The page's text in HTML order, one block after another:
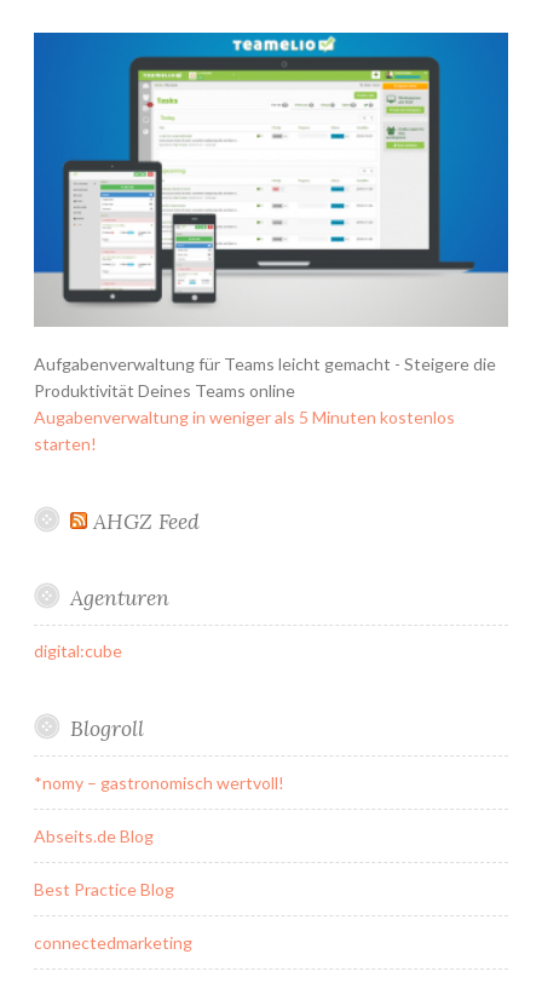
Aufgabenverwaltung für Teams leicht gemacht - Steigere die
Produktivität Deines Teams online
Augabenverwaltung in weniger als 5 Minuten kostenlos
starten!
AHGZ Feed
Agenturen
digital:cube
Blogroll
*nomy – gastronomisch wertvoll!
Abseits.de Blog
Best Practice Blog
connectedmarketing